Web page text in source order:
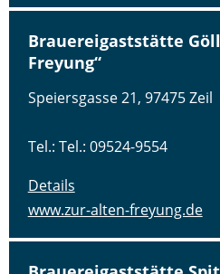
Brauereigaststätte
Freyung“
Speiersgasse 21, 97475 Zeil
Tel.: Tel.: 09524-9554
Details
www.zur-alten-freyung.de